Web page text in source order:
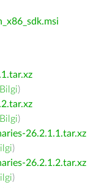
Bilgi)
Bilgi)
26.2.1.1.tar.xz
)
26.2.1.2.tar.xz
)